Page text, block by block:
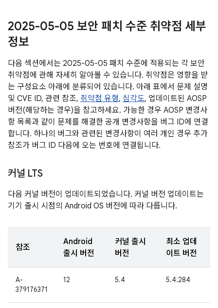
2025-05-05 보안 패치 수준 취약점 세부
정보
다음 섹션에서는 2025-05-05 패치 수준에 적용되는 각 보안
취약점에 관해 자세히 알아볼 수 있습니다. 취약점은 영향을 받
는 구성요소 아래에 분류되어 있습니다. 아래 표에서 문제 설명
및 CVE ID, 관련 참조, 취약점 유형, 심각도, 업데이트된 AOSP
버전(해당하는 경우)을 참고하세요. 가능한 경우 AOSP 변경사
항 목록과 같이 문제를 해결한 공개 변경사항을 버그 ID에 연결
합니다. 하나의 버그와 관련된 변경사항이 여러 개인 경우 추가
참조가 버그 ID 다음에 오는 번호에 연결됩니다.
커널 LTS
다음 커널 버전이 업데이트되었습니다. 커널 버전 업데이트는
기기 출시 시점의 Android OS 버전에 따라 다릅니다.
참조
Android
출시 버전
커널 출시
버전
최소 업데
이트 버전
A-
379176371
12 5.4 5.4.284